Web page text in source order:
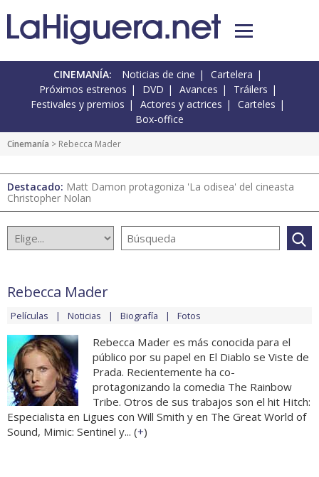
CINEMANÍA: Noticias de cine
Cartelera
Próximos estrenos
DVD Avances
Tráilers
Festivales y premios
Actores y actrices
Carteles
Box-office
Cinemanía > Rebecca Mader
Destacado: Matt Damon protagoniza 'La odisea' del cineasta
Christopher Nolan
Rebecca Mader
Películas Noticias Biografía Fotos
Rebecca Mader es más conocida para el
público por su papel en El Diablo se Viste de
Prada. Recientemente ha co-
protagonizando la comedia The Rainbow
Tribe. Otros de sus trabajos son el hit Hitch:
Especialista en Ligues con Will Smith y en The Great World of
Sound, Mimic: Sentinel y... (+)